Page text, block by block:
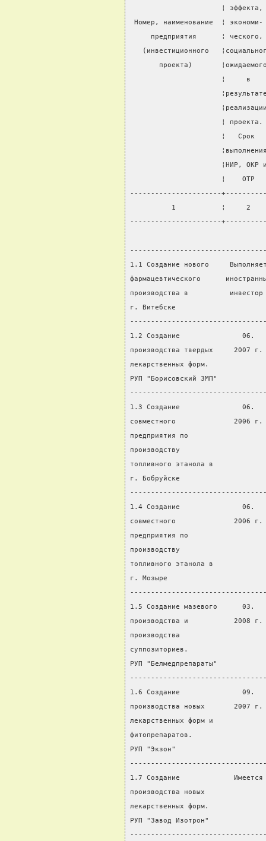
¦
Номер, наименование  ¦
предприятия      ¦
(инвестиционного
проекта)
¦     в
¦
¦   Срок
¦НИР, ОКР
¦    ОТР
----------------------
1           ¦     2
----------------------
1.1 Создание нового
фармацевтического
производства в          инвестор
г. Витебске
1.2 Создание
производства твердых
лекарственных форм.
РУП "Борисовский ЗМП"
1.3 Создание
совместного              2006
предприятия по
производству
топливного этанола в
г. Бобруйске
1.4 Создание
совместного              2006
предприятия по
производству
топливного этанола в
г. Мозыре
1.5 Создание мазевого
производства и           2008
производства
суппозиториев.
РУП "Белмедпрепараты"
1.6 Создание
производства новых
лекарственных форм и
фитопрепаратов.
РУП "Экзон"
1.7 Создание
производства новых
лекарственных форм.
РУП "Завод Изотрон"